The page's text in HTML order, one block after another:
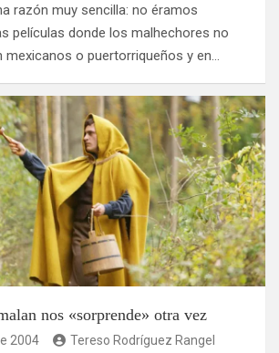
razón muy sencilla: no éramos
películas donde los malhechores no
mexicanos o puertorriqueños y en…
nos «sorprende» otra vez
2004
Tereso Rodríguez Rangel